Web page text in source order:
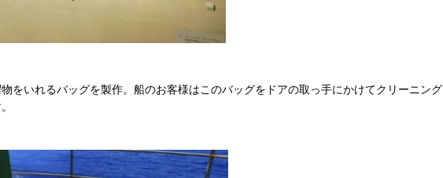
をいれるバッグを製作。船のお客様はこのバッグをドアの取っ手にかけてクリーニング